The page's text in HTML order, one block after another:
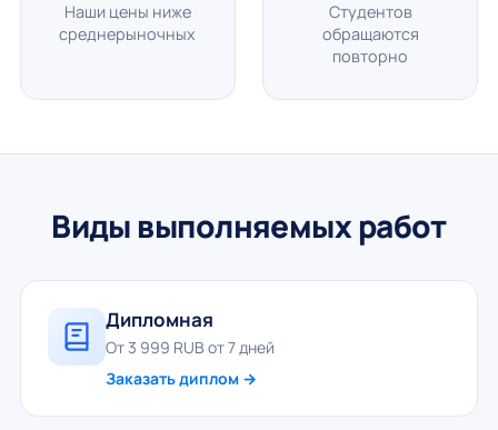
Наши цены ниже
среднерыночных
Студентов
обращаются
повторно
Виды выполняемых работ
Дипломная
От 3 999 RUB от 7 дней
Заказать диплом →